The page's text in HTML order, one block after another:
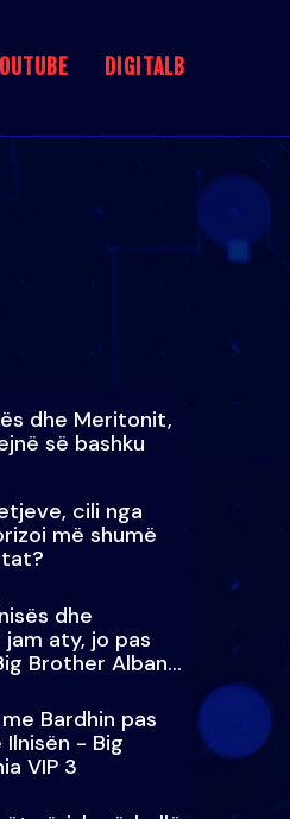
DIGITALB
dhe Meritonit,
së bashku
cili nga
më shumë
dhe
jam aty, jo pas
Brother Albania
Bardhin pas
- Big
VIP 3